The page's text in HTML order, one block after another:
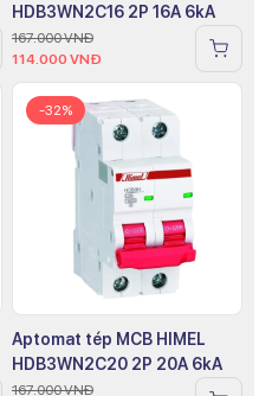
HDB3WN2C16 2P 16A 6kA
167.000VNĐ
114.000 VNĐ
-32%
Aptomat tép MCB HIMEL
HDB3WN2C20 2P 20A 6kA
167.000VNĐ